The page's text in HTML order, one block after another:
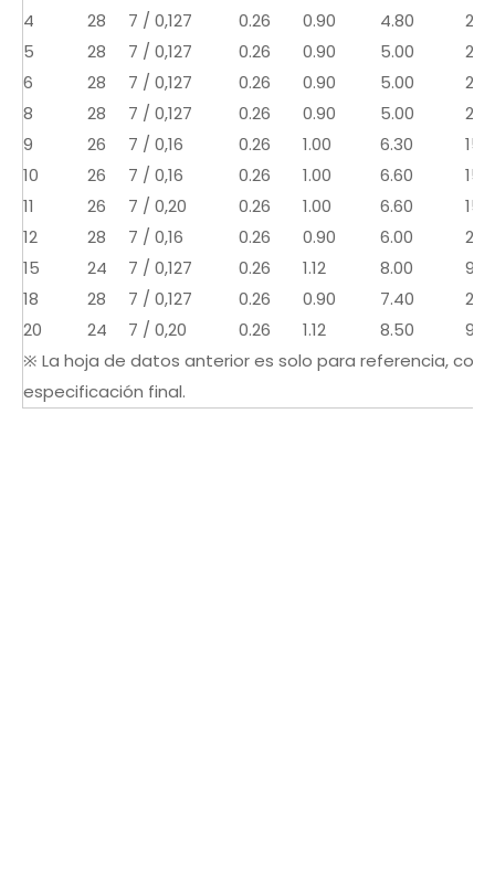
4
28 7 / 0,127 0.26 0.90 4.80
239
5
28 7 / 0,127 0.26 0.90 5.00
239
6
28 7 / 0,127 0.26 0.90 5.00
239
8
28 7 / 0,127 0.26 0.90 5.00
239
9
26 7 / 0,16 0.26 1.00 6.30
150
10
26 7 / 0,16 0.26 1.00 6.60
150
11
26 7 / 0,20 0.26 1.00 6.60
150
12
28 7 / 0,16 0.26 0.90 6.00
239
15
24 7 / 0,127 0.26 1.12 8.00
18
28 7 / 0,127 0.26 0.90 7.40
239
20
24 7 / 0,20 0.26 1.12 8.50
※ La hoja de datos anterior es solo para referencia,
especificación final.